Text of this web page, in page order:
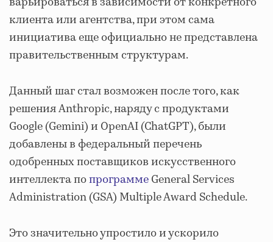
клиента или агентства, при этом сама
инициатива еще официально не представлена
правительственным структурам.
Данный шаг стал возможен после того, как
решения Anthropic, наряду с продуктами
Google (Gemini) и OpenAI (ChatGPT), были
добавлены в федеральный перечень
одобренных поставщиков искусственного
интеллекта попрограммеGeneral Services
Administration (GSA) Multiple Award Schedule.
Это значительно упростило и ускорило